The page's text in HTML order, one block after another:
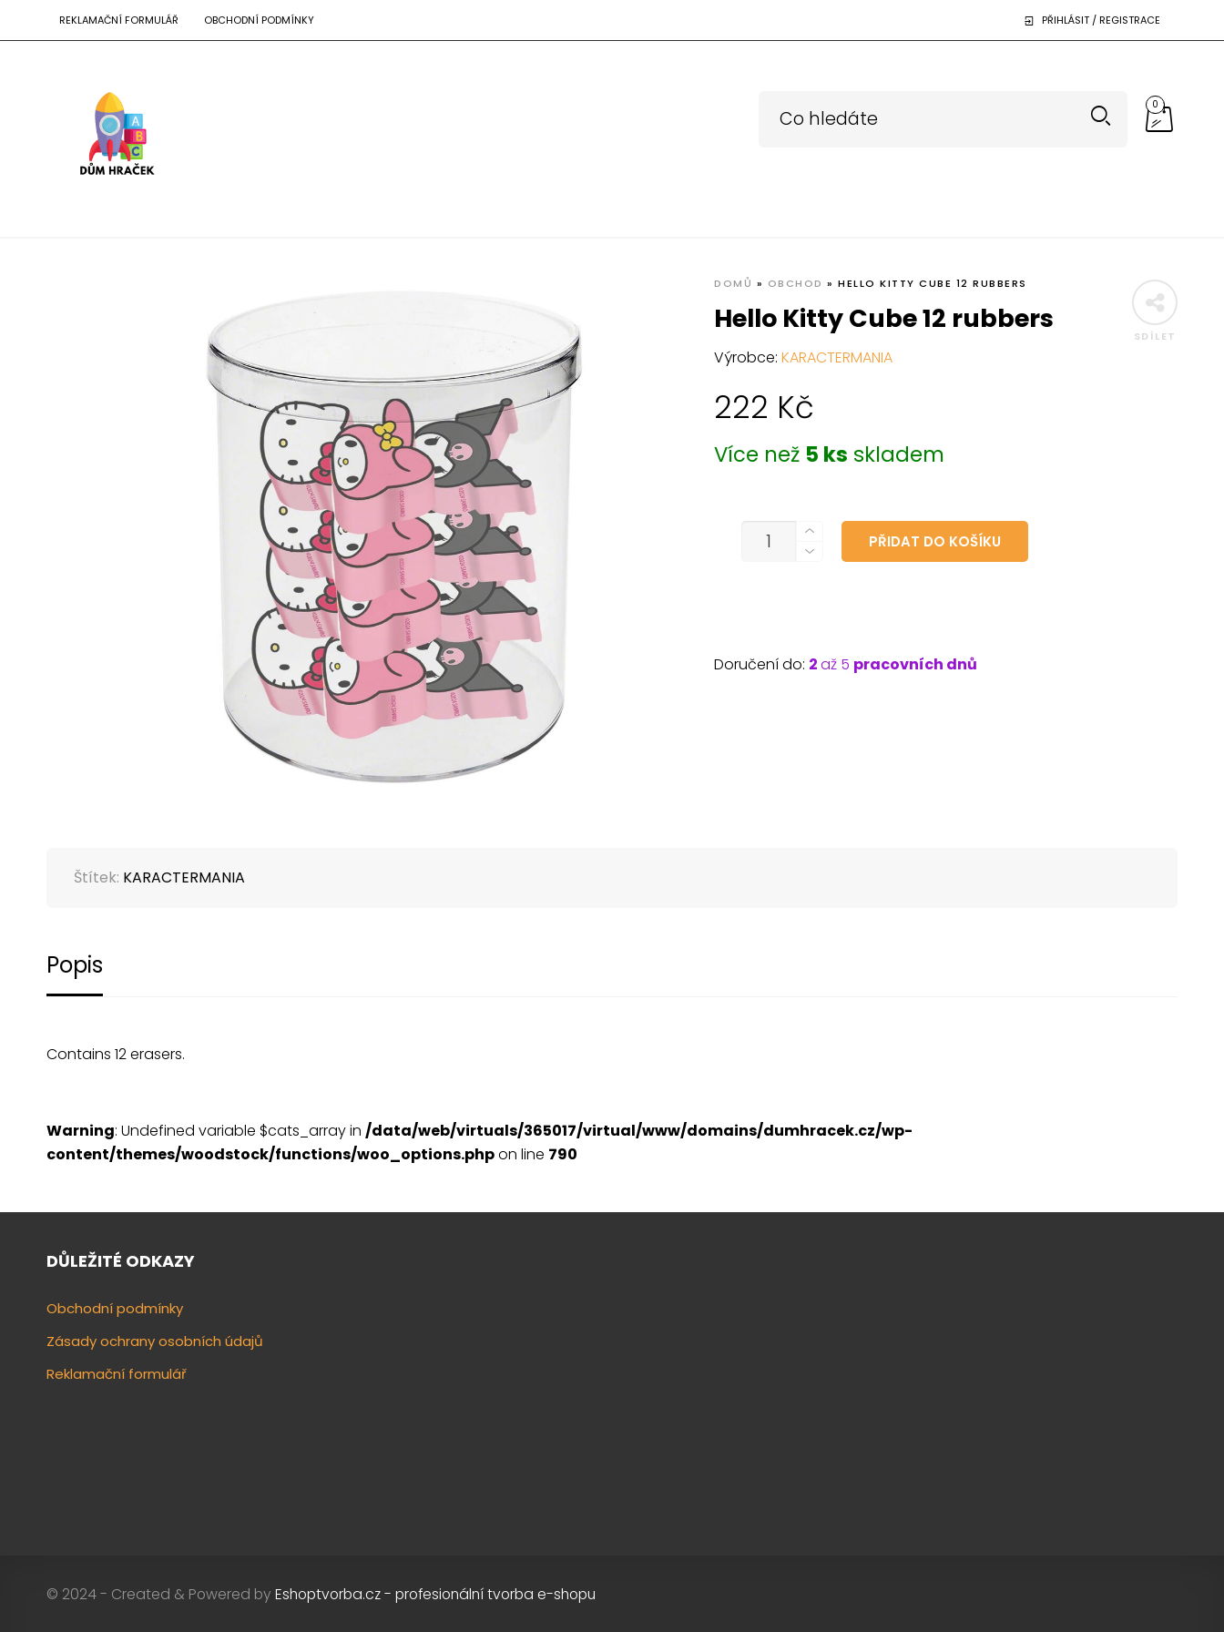
REKLAMAČNÍ FORMULÁŘ OBCHODNÍ PODMÍNKY PŘIHLÁSIT / REGISTRACE
0
SDÍLET
DOMŮ » OBCHOD »HELLO KITTY CUBE 12 RUBBERS
Hello Kitty Cube 12 rubbers
Výrobce:KARACTERMANIA
222 Kč
Více než 5 ks skladem
MNOŽSTVÍ
PŘIDAT DO KOŠÍKU
Doručení do: 2až 5 pracovních dnů
Štítek: KARACTERMANIA
Popis
Contains 12 erasers.
Warning: Undefined variable $cats_array in /data/web/virtuals/365017/virtual/www/domains/dumhracek.cz/wp-
content/themes/woodstock/functions/woo_options.phpon line 790
DŮLEŽITÉ ODKAZY
Obchodní podmínky
Zásady ochrany osobních údajů
Reklamační formulář
© 2024 - Created & Powered by Eshoptvorba.cz - profesionální tvorba e-shopu